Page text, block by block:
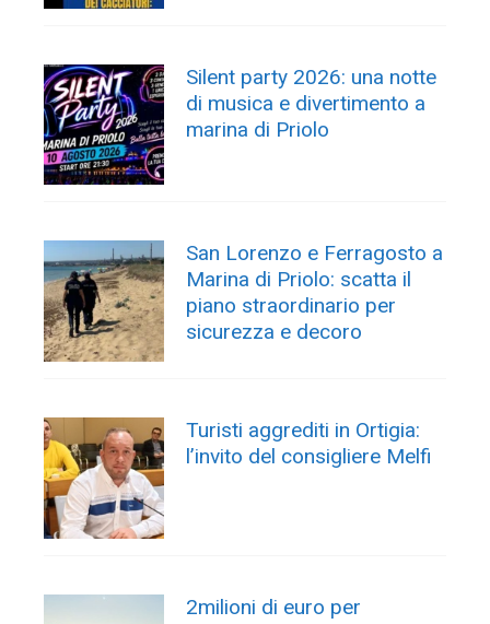
Silent party 2026: una notte
di musica e divertimento a
marina di Priolo
San Lorenzo e Ferragosto a
Marina di Priolo: scatta il
piano straordinario per
sicurezza e decoro
Turisti aggrediti in Ortigia:
l’invito del consigliere Melfi
2milioni di euro per